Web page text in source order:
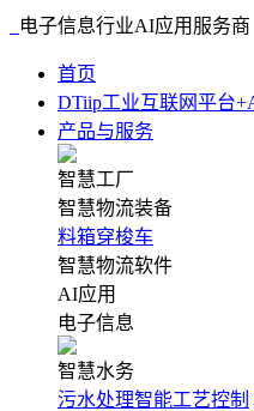
电子信息行业AI应用服务商
首页
DTiip工业互联网平台
产品与服务
智慧工厂
智慧物流装备
料箱穿梭车
智慧物流软件
AI应用
电子信息
智慧水务
污水处理智能工艺控制